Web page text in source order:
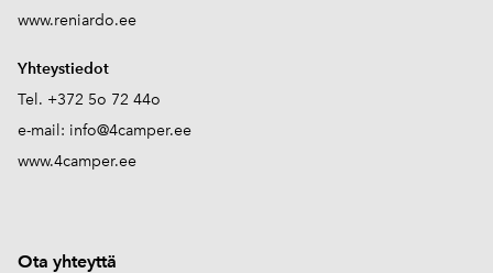
www.reniardo.ee
Yhteystiedot
Tel. +372 5o 72 44o
e-mail: info@4camper.ee
www.4camper.ee
Ota yhteyttä